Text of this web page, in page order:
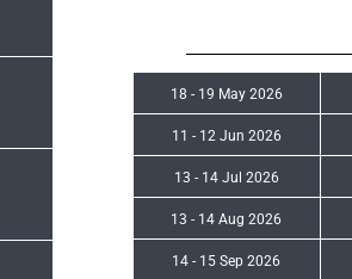
18 - 19 May 2026
11 - 12 Jun 2026
13 - 14 Jul 2026
13 - 14 Aug 2026
14 - 15 Sep 2026